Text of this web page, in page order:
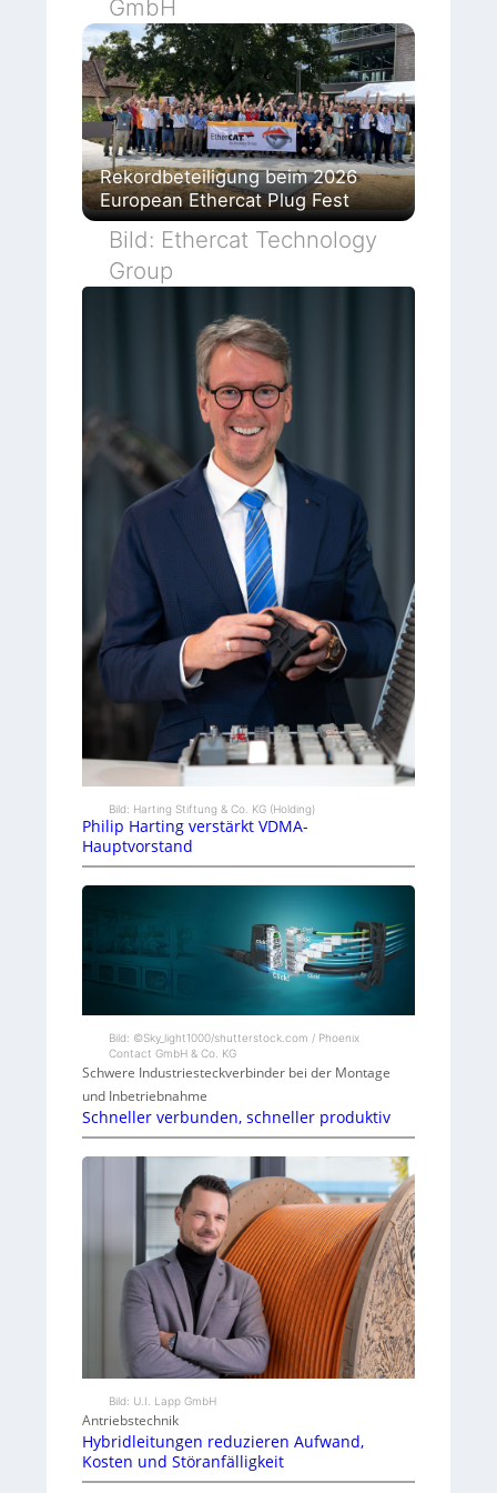
GmbH
Rekordbeteiligung beim 2026
European Ethercat Plug Fest
Bild: Ethercat Technology
Group
Bild: Harting Stiftung & Co. KG (Holding)
Philip Harting verstärkt VDMA-
Hauptvorstand
Bild: ©Sky_light1000/shutterstock.com / Phoenix
Contact GmbH & Co. KG
Schwere Industriesteckverbinder bei der Montage
und Inbetriebnahme
Schneller verbunden, schneller produktiv
Bild: U.I. Lapp GmbH
Antriebstechnik
Hybridleitungen reduzieren Aufwand,
Kosten und Störanfälligkeit